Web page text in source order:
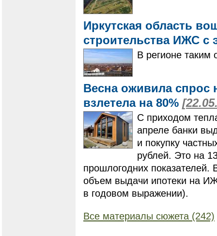
Иркутская область
строительства ИЖС с
В регионе таким
Весна оживила
взлетела на 80%
С приходом
апреле банки
и покупку
рублей. Это на
прошлогодних
объем выдачи ипотеки на
в годовом выражении).
Все материалы сюжета (242)